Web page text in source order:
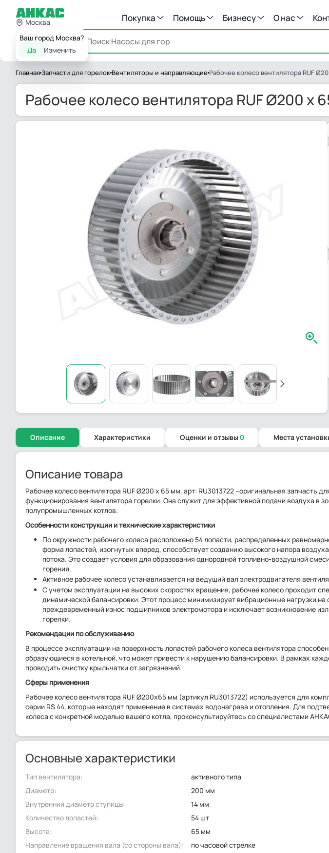
Москва
Ваш город Москва?
Да
Изменить
Покупка Помощь Бизнесу О нас
Каталог
ГлавнаяЗапчасти для горелок Вентиляторы и направляющие Рабочее колесо вентилятора RUF
Рабочее колесо вентилятора RUF Ø200 x
Описание Характеристики Оценки и отзывы 0 Места
Описание товара
Рабочее колесо вентилятора RUF Ø200 x 65 мм, арт: RU3013722 –оригинальная запчасть
функционирования вентилятора горелки. Она служит для эффективной подачи воздуха в
полупромышленных котлов.
Особенности конструкции и технические характеристики
По окружности рабочего колеса расположено 54 лопасти, распределенных
форма лопастей, изогнутых вперед, способствует созданию высокого напора
потока. Это создает условия для образования однородной топливно-воздушной
горения.
Активное рабочее колесо устанавливается на ведущий вал электродвигателя
С учетом эксплуатации на высоких скоростях вращения, рабочее колесо проходит
динамической балансировки. Этот процесс минимизирует вибрационные нагрузки
преждевременный износ подшипников электромотора и исключает возникновение
горелки.
Рекомендации по обслуживанию
В процессе эксплуатации на поверхность лопастей рабочего колеса вентилятора
образующиеся в котельной, что может привести к нарушению балансировки. В рамках
проводить очистку крыльчатки от загрязнений.
Сферы применения
Рабочее колесо вентилятора RUF Ø200x65 мм (артикул RU3013722) используется для
серии RS 44, которые находят применение в системах водонагрева и отопления. Для
колеса с конкретной моделью вашего котла, проконсультируйтесь со специалистами
Основные характеристики
Тип вентилятора:
активного типа
Диаметр:
200 мм
Внутренний диаметр ступицы:
14 мм
Количество лопастей:
54 шт
Высота:
65 мм
Направление вращения вала (со стороны вала):
по часовой стрелке